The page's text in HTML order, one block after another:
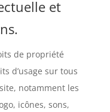
et
de propriété
d’usage sur tous
notamment les
icônes, sons,